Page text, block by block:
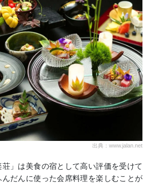
出典：www.jalan.net
」は美食の宿として高い評価を受けて
だんに使った会席料理を楽しむことが